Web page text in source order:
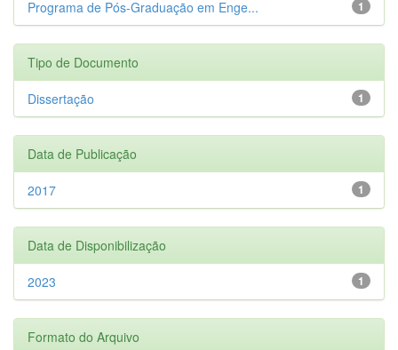
1
Programa de Pós-Graduação em Enge...
Tipo de Documento
1
Dissertação
Data de Publicação
1
2017
Data de Disponibilização
1
2023
Formato do Arquivo